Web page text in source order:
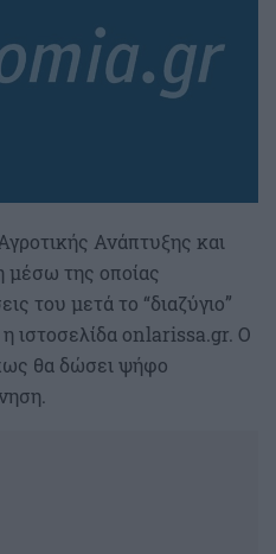
Ανάπτυξης και
της οποίας
του μετά το “διαζύγιο”
ιστοσελίδα onlarissa.gr. Ο
θα δώσει ψήφο